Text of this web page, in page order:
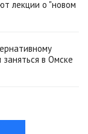
лекции о "новом
в Омске